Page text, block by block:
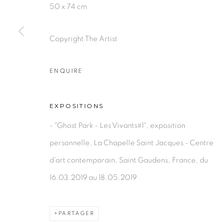
PRIVACY POLICY
50 x 74 cm
Copyright The Artist
ENQUIRE
EXPOSITIONS
- "Ghost Park - Les Vivants#1", exposition
personnelle, La Chapelle Saint Jacques - Centre
d'art contemporain, Saint Gaudens, France, du
16.03.2019 au 18.05.2019
PARTAGER